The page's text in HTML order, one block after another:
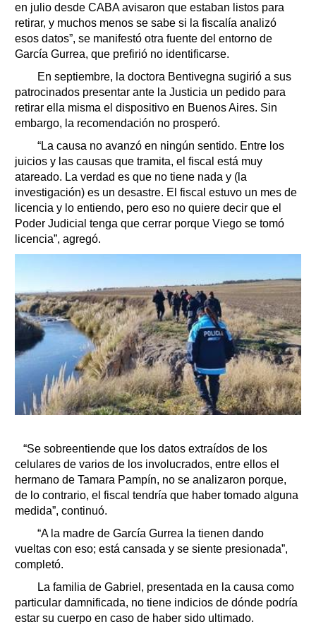
en julio desde CABA avisaron que estaban listos para
retirar, y muchos menos se sabe si la fiscalía analizó
esos datos”, se manifestó otra fuente del entorno de
García Gurrea, que prefirió no identificarse.
En septiembre, la doctora Bentivegna sugirió a sus
patrocinados presentar ante la Justicia un pedido para
retirar ella misma el dispositivo en Buenos Aires. Sin
embargo, la recomendación no prosperó.
“La causa no avanzó en ningún sentido. Entre los
juicios y las causas que tramita, el fiscal está muy
atareado. La verdad es que no tiene nada y (la
investigación) es un desastre. El fiscal estuvo un mes de
licencia y lo entiendo, pero eso no quiere decir que el
Poder Judicial tenga que cerrar porque Viego se tomó
licencia”, agregó.
“Se sobreentiende que los datos extraídos de los
celulares de varios de los involucrados, entre ellos el
hermano de Tamara Pampín, no se analizaron porque,
de lo contrario, el fiscal tendría que haber tomado alguna
medida”, continuó.
“A la madre de García Gurrea la tienen dando
vueltas con eso; está cansada y se siente presionada”,
completó.
La familia de Gabriel, presentada en la causa como
particular damnificada, no tiene indicios de dónde podría
estar su cuerpo en caso de haber sido ultimado.